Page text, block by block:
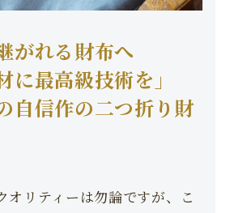
がれる財布へ
に最高級技術を」
自信作の二つ折り財
オリティーは勿論ですが、こ